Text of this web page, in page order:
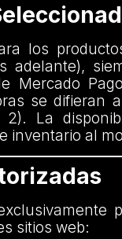
los
adelante),
Mercado
se difieran
La
inventario al
sitios web: